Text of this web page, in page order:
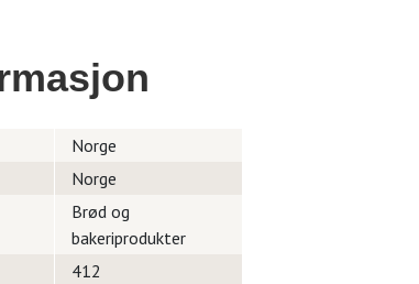
Norge
Norge
Brød og
bakeriprodukter
412